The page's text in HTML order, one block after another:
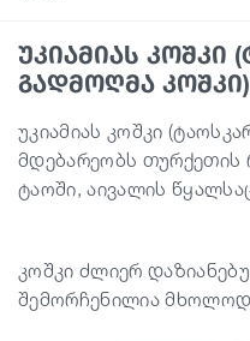
სტატიები
ტრანსპორტი
ივენთები
დაგეგმე მოგზაურობა
უკიამიას კოშკი
გადმოღმა
უკიამიას კოშკი
მდებარეობს თურქეთის
ტაოში, აივალის
კოშკი ძლიერ
შემორჩენილია